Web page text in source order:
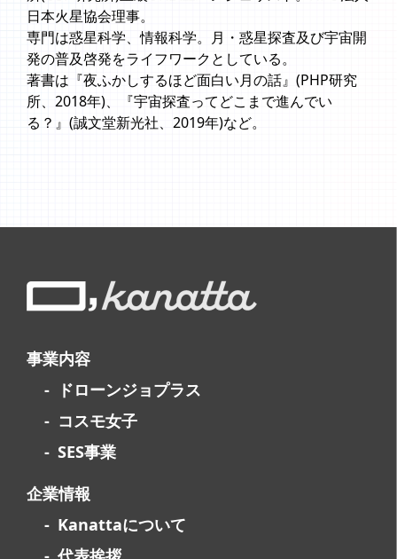
日本火星協会理事。
専門は惑星科学、情報科学。月・惑星探査及び宇宙開
発の普及啓発をライフワークとしている。
著書は『夜ふかしするほど面白い月の話』(PHP研究
所、2018年)、『宇宙探査ってどこまで進んでい
る？』(誠文堂新光社、2019年)など。
事業内容
ドローンジョプラス
コスモ女子
SES事業
企業情報
Kanattaについて